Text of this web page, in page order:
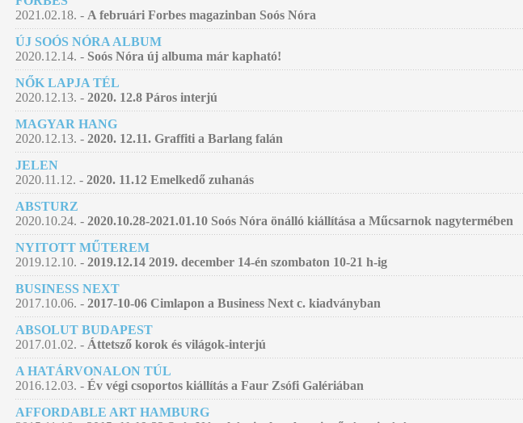
2021.02.18. - A februári Forbes magazinban Soós Nóra
ÚJ SOÓS NÓRA ALBUM
2020.12.14. - Soós Nóra új albuma már kapható!
NŐK LAPJA TÉL
2020.12.13. - 2020. 12.8 Páros interjú
MAGYAR HANG
2020.12.13. - 2020. 12.11. Graffiti a Barlang falán
JELEN
2020.11.12. - 2020. 11.12 Emelkedő zuhanás
ABSTURZ
2020.10.24. - 2020.10.28-2021.01.10 Soós Nóra önálló kiállítása a Műcsarnok nagytermében
NYITOTT MŰTEREM
2019.12.10. - 2019.12.14 2019. december 14-én szombaton 10-21 h-ig
BUSINESS NEXT
2017.10.06. - 2017-10-06 Cimlapon a Business Next c. kiadványban
ABSOLUT BUDAPEST
2017.01.02. - Áttetsző korok és világok-interjú
A HATÁRVONALON TÚL
2016.12.03. - Év végi csoportos kiállítás a Faur Zsófi Galériában
AFFORDABLE ART HAMBURG